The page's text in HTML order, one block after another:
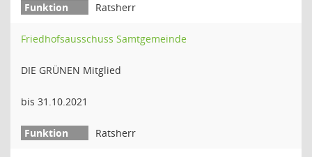
Ratsherr
Friedhofsausschuss Samtgemeinde
DIE GRÜNEN Mitglied
bis 31.10.2021
Ratsherr